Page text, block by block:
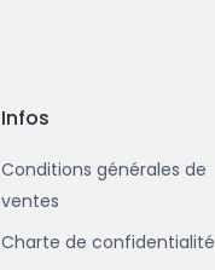
Infos
Conditions générales de
ventes
Charte de confidentialité